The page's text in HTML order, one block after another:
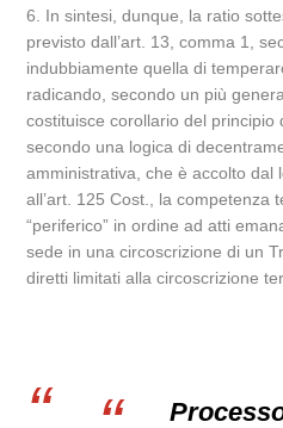
6. In sintesi, dunque, la ratio
previsto dall’art. 13, comma 1,
indubbiamente quella di
radicando, secondo un più
costituisce corollario del principio
secondo una logica di
amministrativa, che è accolto dal
all’art. 125 Cost., la competenza
“periferico” in ordine ad atti
sede in una circoscrizione di un
diretti limitati alla circoscrizione